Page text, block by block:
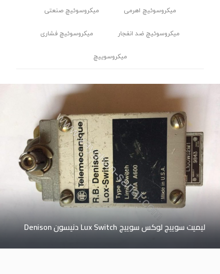
میکروسوئیچ اهرمی میکروسوئیچ صنعتی
میکروسوئیچ ضد انفجار میکروسوئیچ فشاری
میکروسوییچ
لیمیت سوییچ لوکس سوییچ Lux Switch دنیسون Denison